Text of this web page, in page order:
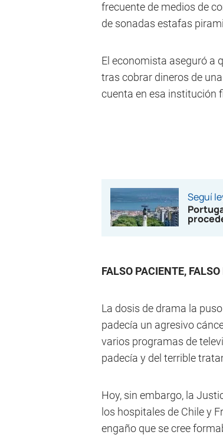
frecuente de medios de
de sonadas estafas
El economista aseguró a
tras cobrar dineros de
cuenta en esa institución
Seguí
FALSO PACIENTE, FALSO
La dosis de drama la
padecía un agresivo
varios programas de
padecía y del terrible
Hoy, sin embargo, la
los hospitales de Chile y
engaño que se cree